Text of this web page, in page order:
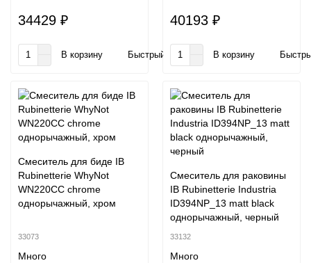
34429 ₽
В корзину Быстрый заказ
40193 ₽
В корзину
Смеситель для биде IB
Rubinetterie WhyNot
WN220CC chrome
однорычажный, хром
33073
Много
Смеситель для раковины
IB Rubinetterie Industria
ID394NP_13 matt black
однорычажный, черный
33132
Много